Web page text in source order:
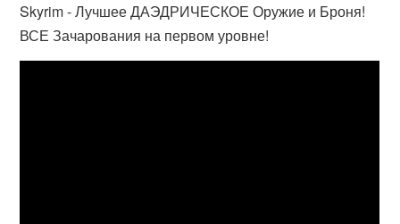
Skyrim - Лучшее ДАЭДРИЧЕСКОЕ Оружие и Броня!
ВСЕ Зачарования на первом уровне!